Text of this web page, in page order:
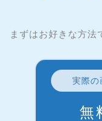
まずはお好きな方法
実際の
無